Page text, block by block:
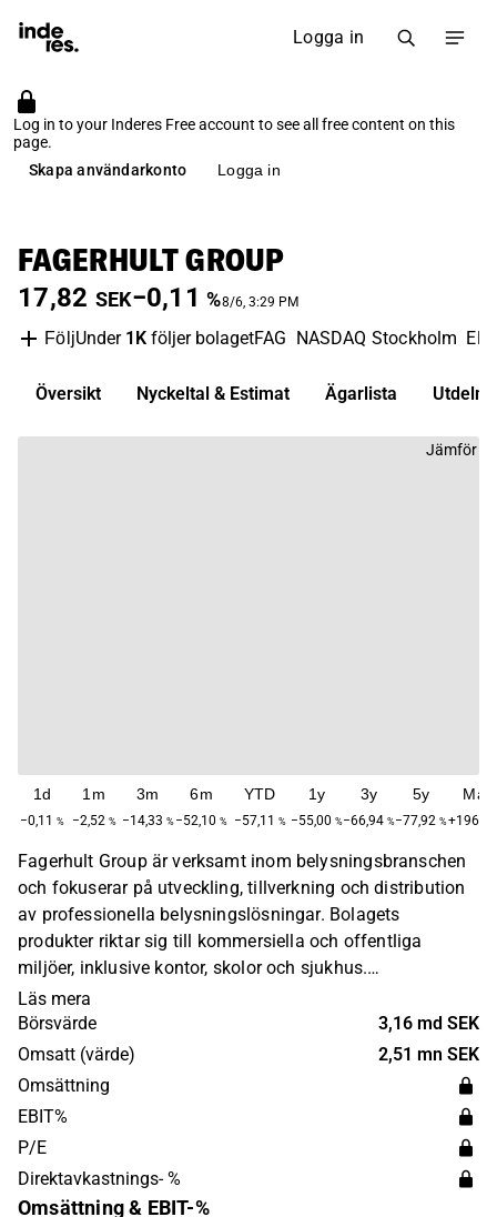
Logga in
Log in to your Inderes Free account to see all free content on this
page.
Skapa användarkonto
Logga in
FAGERHULT GROUP
17,82 SEK−0,11 %8/6, 3:29 PM
FöljUnder 1K följer bolagetFAG NASDAQ Stockholm
Översikt Nyckeltal & Estimat Ägarlista
Jämför
1d
−0,11 %
1m
−2,52 %
3m
−14,33 %
6m
−52,10 %
YTD
−57,11 %
1y
−55,00 %
3y
−66,94 %
5y
−77,92 %
Max
+196,71
Fagerhult Group är verksamt inom belysningsbranschen
och fokuserar på utveckling, tillverkning och distribution
av professionella belysningslösningar. Bolagets
produkter riktar sig till kommersiella och offentliga
miljöer, inklusive kontor, skolor och sjukhus.
Verksamheten återfinns på en global nivå. Fagerhult
Group grundades år 1945 och har sitt huvudkontor i
Habo.
Läs mera
Börsvärde
3,16 md SEK
Omsatt (värde)
2,51 mn SEK
Omsättning
EBIT%
P/E
Direktavkastnings- %
Omsättning & EBIT-%